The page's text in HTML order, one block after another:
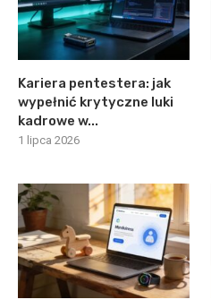
Kariera pentestera: jak
wypełnić krytyczne luki
kadrowe w...
1 lipca 2026